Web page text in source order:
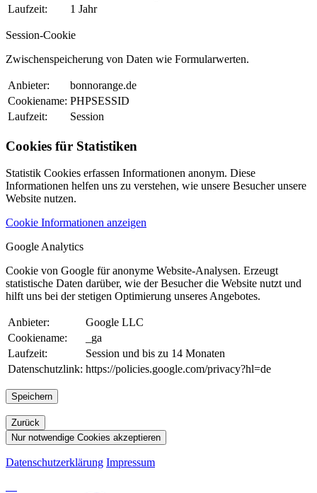
Laufzeit:
1 Jahr
Session-Cookie
Zwischenspeicherung von Daten wie Formularwerten.
Anbieter:
bonnorange.de
Cookiename: PHPSESSID
Laufzeit:
Session
Cookies für Statistiken
Statistik Cookies erfassen Informationen anonym. Diese
Informationen helfen uns zu verstehen, wie unsere Besucher unsere
Website nutzen.
Cookie Informationen anzeigen
Google Analytics
Cookie von Google für anonyme Website-Analysen. Erzeugt
statistische Daten darüber, wie der Besucher die Website nutzt und
hilft uns bei der stetigen Optimierung unseres Angebotes.
Anbieter:
Google LLC
Cookiename:
_ga
Laufzeit:
Session und bis zu 14 Monaten
Datenschutzlink: https://policies.google.com/privacy?hl=de
Speichern
Zurück
Nur notwendige Cookies akzeptieren
Datenschutzerklärung Impressum